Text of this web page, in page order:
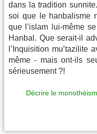
dans la tradition
soi que le hanbalisme
que l’islam lui-même
Hanbal. Que serait-il
l’Inquisition mu’tazilite
même - mais ont-ils
sérieusement ?!
Décrire le